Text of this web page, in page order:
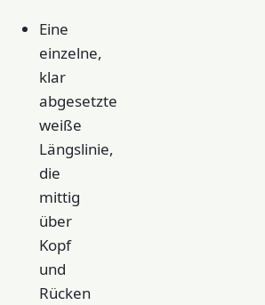
Eine
einzelne,
klar
abgesetzte
weiße
Längslinie,
die
mittig
über
Kopf
und
Rücken